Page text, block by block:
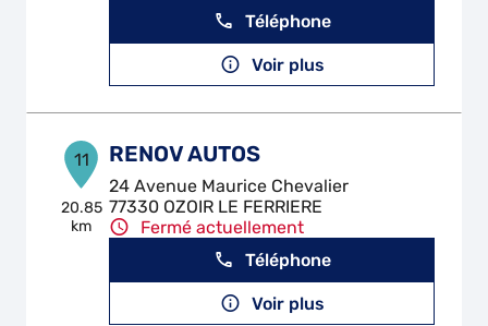
Téléphone
Voir plus
11
20.85
km
RENOV AUTOS
24 Avenue Maurice Chevalier
77330 OZOIR LE FERRIERE
Fermé actuellement
Téléphone
Voir plus